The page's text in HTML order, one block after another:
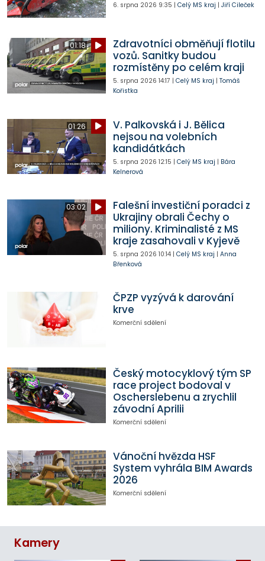
6. srpna 2026 9:35 | Celý MS kraj | Jiří Cileček
01:18
Zdravotníci obměňují flotilu
vozů. Sanitky budou
rozmístěny po celém kraji
5. srpna 2026 14:17 | Celý MS kraj | Tomáš
Kořistka
01:26
V. Palkovská i J. Bělica
nejsou na volebních
kandidátkách
5. srpna 2026 12:15 | Celý MS kraj | Bára
Kelnerová
03:02
Falešní investiční poradci z
Ukrajiny obrali Čechy o
miliony. Kriminalisté z MS
kraje zasahovali v Kyjevě
5. srpna 2026 10:14| Celý MS kraj | Anna
Břenková
ČPZP vyzývá k darování
krve
Komerční sdělení
Český motocyklový tým SP
race project bodoval v
Oscherslebenu a zrychlil
závodní Aprilii
Komerční sdělení
Vánoční hvězda HSF
System vyhrála BIM Awards
2026
Komerční sdělení
Kamery